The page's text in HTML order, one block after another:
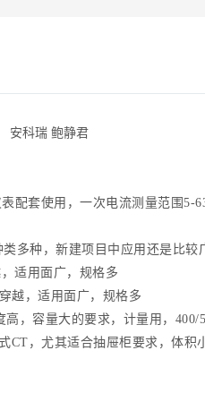
安科瑞 鲍静君
套使用，一次电流测量范围5-
种，新建项目中应用还是比较
适用面广，规格多
，适用面广，规格多
容量大的要求，计量用，400/
，尤其适合抽屉柜要求，体积